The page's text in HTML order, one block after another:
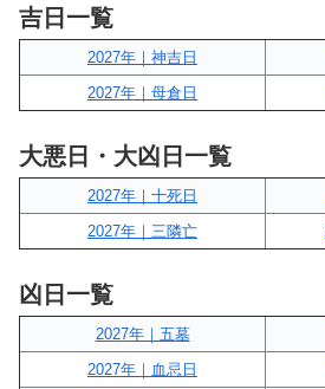
吉日一覧
2027年｜神吉日
2027年｜母倉日
大悪日・大凶日一覧
2027年｜十死日
2027年｜三隣亡
凶日一覧
2027年｜五墓
2027年｜血忌日